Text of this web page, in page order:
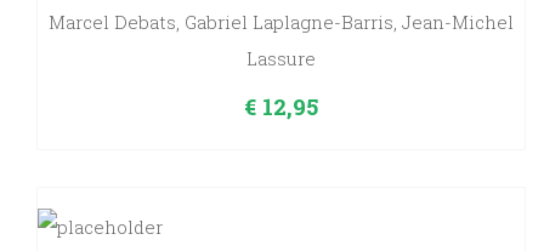
Marcel Debats, Gabriel Laplagne-Barris, Jean-Michel
Lassure
€ 12,95